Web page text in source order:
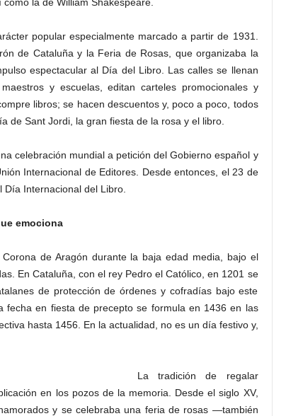
popular especialmente marcado a partir de 1931.
de Cataluña y la Feria de Rosas, que organizaba la
espectacular al Día del Libro. Las calles se llenan
y escuelas, editan carteles promocionales y
libros; se hacen descuentos y, poco a poco, todos
de Sant Jordi, la gran fiesta de la rosa y el libro.
celebración mundial a petición del Gobierno español y
Internacional de Editores. Desde entonces, el 23 de
Internacional del Libro.
emociona
de Aragón durante la baja edad media, bajo el
En Cataluña, con el rey Pedro el Católico, en 1201 se
de protección de órdenes y cofradías bajo este
fecha en fiesta de precepto se formula en 1436 en las
hasta 1456. En la actualidad, no es un día festivo y,
La tradición de regalar
en los pozos de la memoria. Desde el siglo XV,
y se celebraba una feria de rosas —también